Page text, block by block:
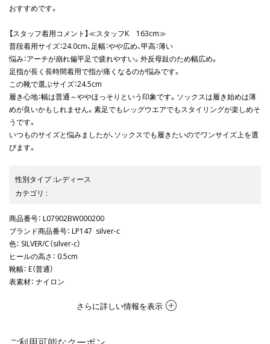
おすすめです。
【スタッフ着用コメント】≪スタッフK 163cm≫
普段着用サイズ：24.0cm、足幅：やや広め、甲高：薄い
悩み：アーチが崩れ偏平足で疲れやすい。外反母趾のため幅広め。
足指が長く長時間着用で指が痛くなるのが悩みです。
この靴で選ぶサイズ：24.5cm
履き心地：幅は普通～ややほっそりという印象です。ソックスは履き始めは薄
めが良いかもしれません。素足でもレッグウエアでもスタイリングが楽しめそ
うです。
いつものサイズと悩みましたが、ソックスでも履きたいのでワンサイズ上を選
びます。
性別タイプ:レディース
カテゴリ :
商品番号： L07902BW000200
ブランド商品番号： LP147 silver-c
色： SILVER/C（silver-c）
ヒールの高さ ： 0.5cm
靴幅： E（普通）
表素材： ナイロン
さらに詳しい情報を表示